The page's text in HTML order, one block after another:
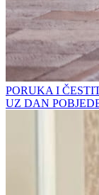
PORUKA I
UZ DAN